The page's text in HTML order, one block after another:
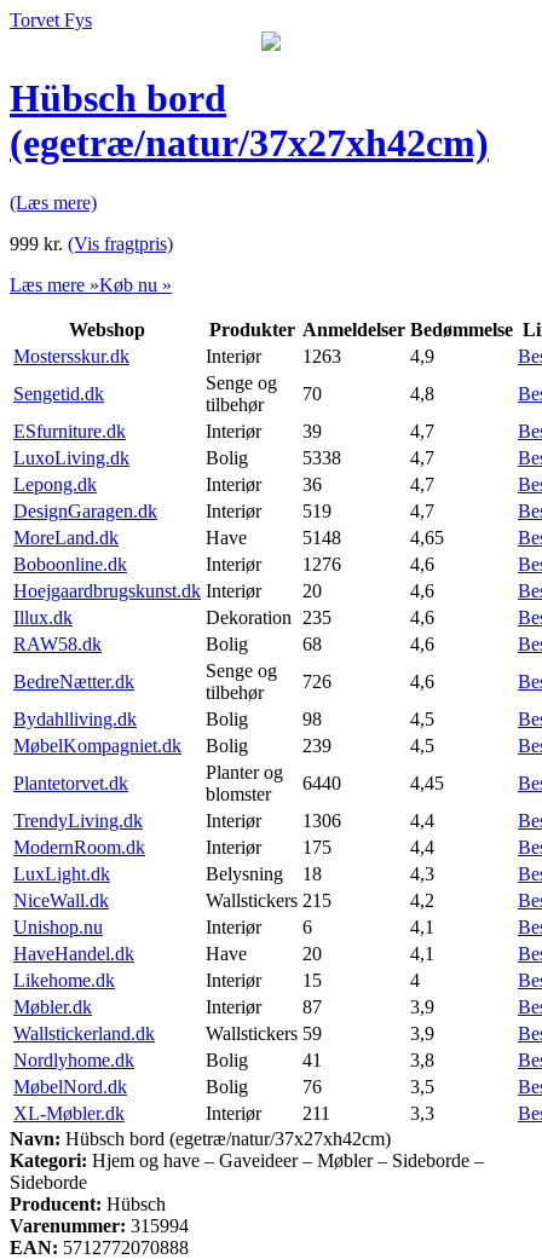
Torvet Fys
Hübsch bord
(egetræ/natur/37x27xh42cm)
(Læs mere)
999 kr. (Vis fragtpris)
Læs mere »Køb nu »
Webshop Produkter Anmeldelser Bedømmelse
Mostersskur.dk
Interiør 1263 4,9
Sengetid.dk
Senge og
tilbehør
70 4,8
ESfurniture.dk
Interiør 39 4,7
LuxoLiving.dk
Bolig 5338 4,7
Lepong.dk
Interiør 36 4,7
DesignGaragen.dk
Interiør 519 4,7
MoreLand.dk
Have 5148 4,65
Boboonline.dk
Interiør 1276 4,6
Hoejgaardbrugskunst.dk Interiør 20 4,6
Illux.dk
Dekoration 235 4,6
RAW58.dk
Bolig 68 4,6
BedreNætter.dk
Senge og
tilbehør
726 4,6
Bydahlliving.dk
Bolig 98 4,5
MøbelKompagniet.dk
Bolig 239 4,5
Plantetorvet.dk
Planter og
blomster
6440 4,45
TrendyLiving.dk
Interiør 1306 4,4
ModernRoom.dk
Interiør 175 4,4
LuxLight.dk
Belysning 18 4,3
NiceWall.dk
Wallstickers 215 4,2
Unishop.nu
Interiør 6 4,1
HaveHandel.dk
Have 20 4,1
Likehome.dk
Interiør 15 4
Møbler.dk
Interiør 87 3,9
Wallstickerland.dk
Wallstickers 59 3,9
Nordlyhome.dk
Bolig 41 3,8
MøbelNord.dk
Bolig 76 3,5
XL-Møbler.dk
Interiør 211 3,3
Navn: Hübsch bord (egetræ/natur/37x27xh42cm)
Kategori: Hjem og have – Gaveideer – Møbler – Sideborde –
Sideborde
Producent: Hübsch
Varenummer: 315994
EAN: 5712772070888